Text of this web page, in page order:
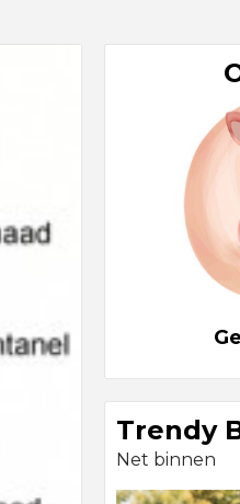
Trendy
Net binnen